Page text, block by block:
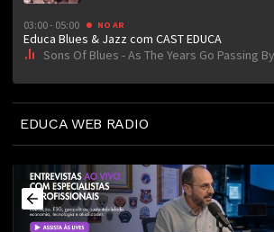
EDUCA WEB RADIO